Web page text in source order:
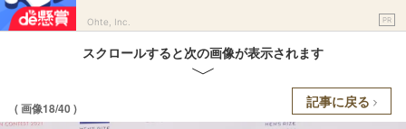
Ohte, Inc. PR
スクロールすると次の画像が表示されます
( 画像18/40 ) 記事に戻る